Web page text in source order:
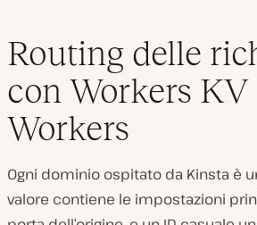
Routing delle
con Workers KV
Workers
Ogni dominio ospitato da Kinsta è
valore contiene le impostazioni